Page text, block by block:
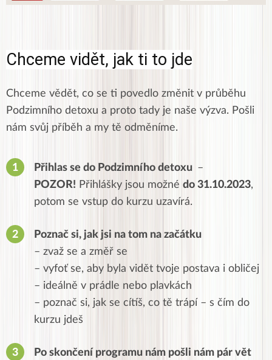
Chceme vidět, jak ti to jde
Chceme vědět, co se ti povedlo změnit v průběhu
Podzimního detoxu a proto tady je naše výzva. Pošli
nám svůj příběh a my tě odměníme.
Přihlas se do Podzimního detoxu –
POZOR! Přihlášky jsou možné do 31.10.2023,
potom se vstup do kurzu uzavírá.
Poznač si, jak jsi na tom na začátku
– zvaž se a změř se
– vyfoť se, aby byla vidět tvoje postava i obličej
– ideálně v prádle nebo plavkách
– poznač si, jak se cítíš, co tě trápí – s čím do
kurzu jdeš
Po skončení programu nám pošli nám pár vět